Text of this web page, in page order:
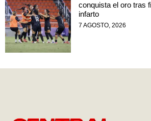
conquista el oro tras
infarto
7 AGOSTO, 2026